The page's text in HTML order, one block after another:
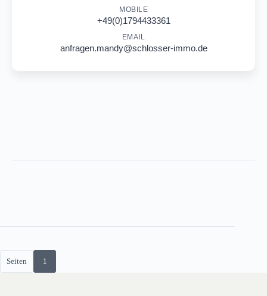
MOBILE
+49(0)1794433361
EMAIL
anfragen.mandy@schlosser-immo.de
Seiten 1